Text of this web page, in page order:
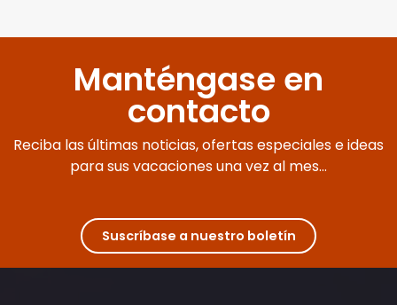
Manténgase en
contacto
Reciba las últimas noticias, ofertas especiales e ideas
para sus vacaciones una vez al mes...
Suscríbase a nuestro boletín